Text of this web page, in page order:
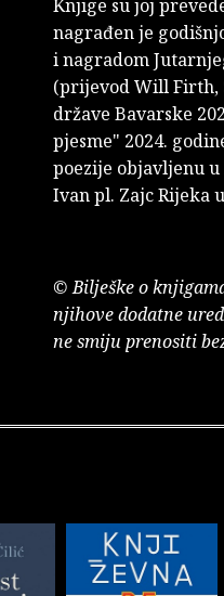
Knjige su joj
nagrađen je
i nagradom
(prijevod Will Firth,
države Bavarske
pjesme" 2024.
poezije objavljenu
Ivan pl. Zajc Rijeka
© Bilješke o
njihove dodatne
ne smiju prenositi